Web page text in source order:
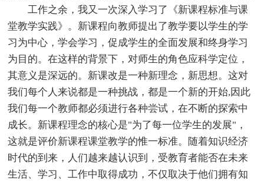
工作之余，我又一次深入学习了《新课程标准与课
堂教学实践》。新课程向教师提出了教学要以学生的学
习为中心，学会学习，促成学生的全面发展和终身学习
为目的。在这样的背景下，对师生的角色应科学定位，
其意义是深远的。新课改是一种新理念，新思想。这对
我们每个人来说都是一种挑战，都是一个新的开始,因此
我们每一个教师都必须进行各种尝试，在不断的探索中
成长。新课程理念的核心是"为了每一位学生的发展"，
这就是评价新课程课堂教学的惟一标准。随着知识经济
时代的到来，人们越来越认识到，受教育者能否在未来
生活、学习、工作中取得成功，不仅取决于他们拥有知